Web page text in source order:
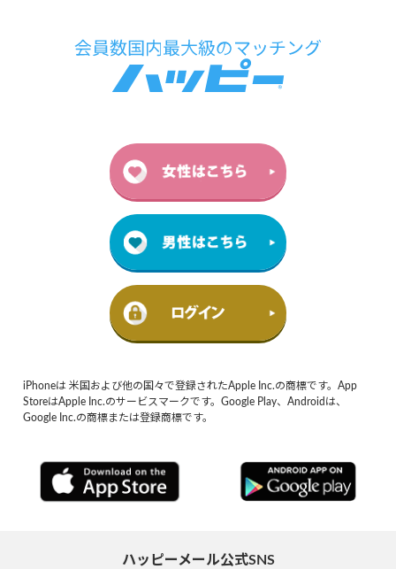
iPhoneは 米国および他の国々で登録されたApple Inc.の商標です。App
StoreはApple Inc.のサービスマークです。Google Play、Androidは、
Google Inc.の商標または登録商標です。
ハッピーメール公式SNS